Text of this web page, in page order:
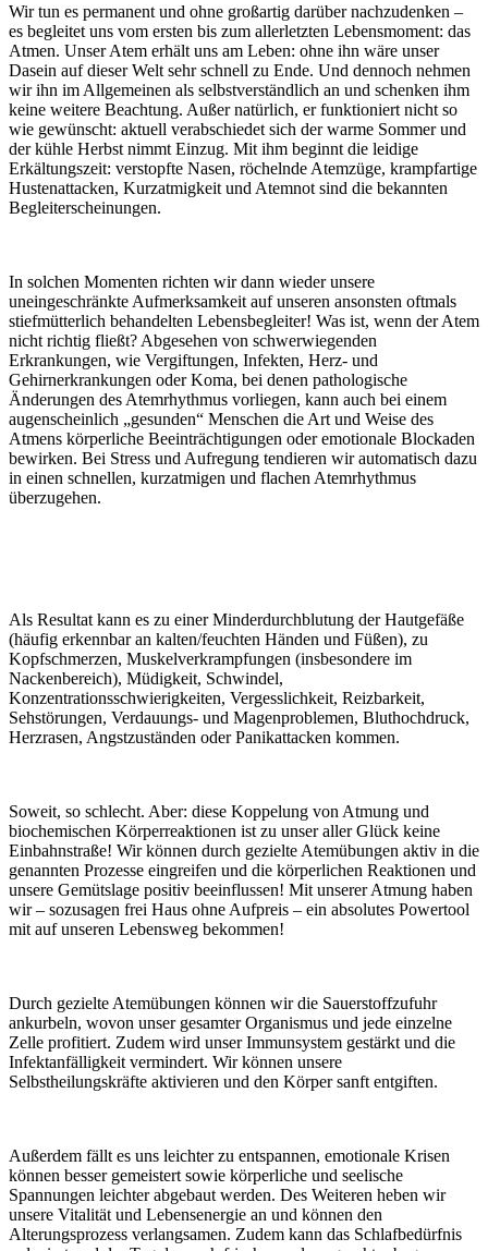
Wir tun es permanent und ohne großartig darüber nachzudenken –
es begleitet uns vom ersten bis zum allerletzten Lebensmoment: das
Atmen. Unser Atem erhält uns am Leben: ohne ihn wäre unser
Dasein auf dieser Welt sehr schnell zu Ende. Und dennoch nehmen
wir ihn im Allgemeinen als selbstverständlich an und schenken ihm
keine weitere Beachtung. Außer natürlich, er funktioniert nicht so
wie gewünscht: aktuell verabschiedet sich der warme Sommer und
der kühle Herbst nimmt Einzug. Mit ihm beginnt die leidige
Erkältungszeit: verstopfte Nasen, röchelnde Atemzüge, krampfartige
Hustenattacken, Kurzatmigkeit und Atemnot sind die bekannten
Begleiterscheinungen.
In solchen Momenten richten wir dann wieder unsere
uneingeschränkte Aufmerksamkeit auf unseren ansonsten oftmals
stiefmütterlich behandelten Lebensbegleiter! Was ist, wenn der Atem
nicht richtig fließt? Abgesehen von schwerwiegenden
Erkrankungen, wie Vergiftungen, Infekten, Herz- und
Gehirnerkrankungen oder Koma, bei denen pathologische
Änderungen des Atemrhythmus vorliegen, kann auch bei einem
augenscheinlich „gesunden“ Menschen die Art und Weise des
Atmens körperliche Beeinträchtigungen oder emotionale Blockaden
bewirken. Bei Stress und Aufregung tendieren wir automatisch dazu
in einen schnellen, kurzatmigen und flachen Atemrhythmus
überzugehen.
Als Resultat kann es zu einer Minderdurchblutung der Hautgefäße
(häufig erkennbar an kalten/feuchten Händen und Füßen), zu
Kopfschmerzen, Muskelverkrampfungen (insbesondere im
Nackenbereich), Müdigkeit, Schwindel,
Konzentrationsschwierigkeiten, Vergesslichkeit, Reizbarkeit,
Sehstörungen, Verdauungs- und Magenproblemen, Bluthochdruck,
Herzrasen, Angstzuständen oder Panikattacken kommen.
Soweit, so schlecht. Aber: diese Koppelung von Atmung und
biochemischen Körperreaktionen ist zu unser aller Glück keine
Einbahnstraße! Wir können durch gezielte Atemübungen aktiv in die
genannten Prozesse eingreifen und die körperlichen Reaktionen und
unsere Gemütslage positiv beeinflussen! Mit unserer Atmung haben
wir – sozusagen frei Haus ohne Aufpreis – ein absolutes Powertool
mit auf unseren Lebensweg bekommen!
Durch gezielte Atemübungen können wir die Sauerstoffzufuhr
ankurbeln, wovon unser gesamter Organismus und jede einzelne
Zelle profitiert. Zudem wird unser Immunsystem gestärkt und die
Infektanfälligkeit vermindert. Wir können unsere
Selbstheilungskräfte aktivieren und den Körper sanft entgiften.
Außerdem fällt es uns leichter zu entspannen, emotionale Krisen
können besser gemeistert sowie körperliche und seelische
Spannungen leichter abgebaut werden. Des Weiteren heben wir
unsere Vitalität und Lebensenergie an und können den
Alterungsprozess verlangsamen. Zudem kann das Schlafbedürfnis